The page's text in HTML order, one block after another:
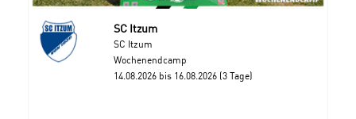
SC Itzum
SC Itzum
Wochenendcamp
14.08.2026 bis 16.08.2026 (3 Tage)